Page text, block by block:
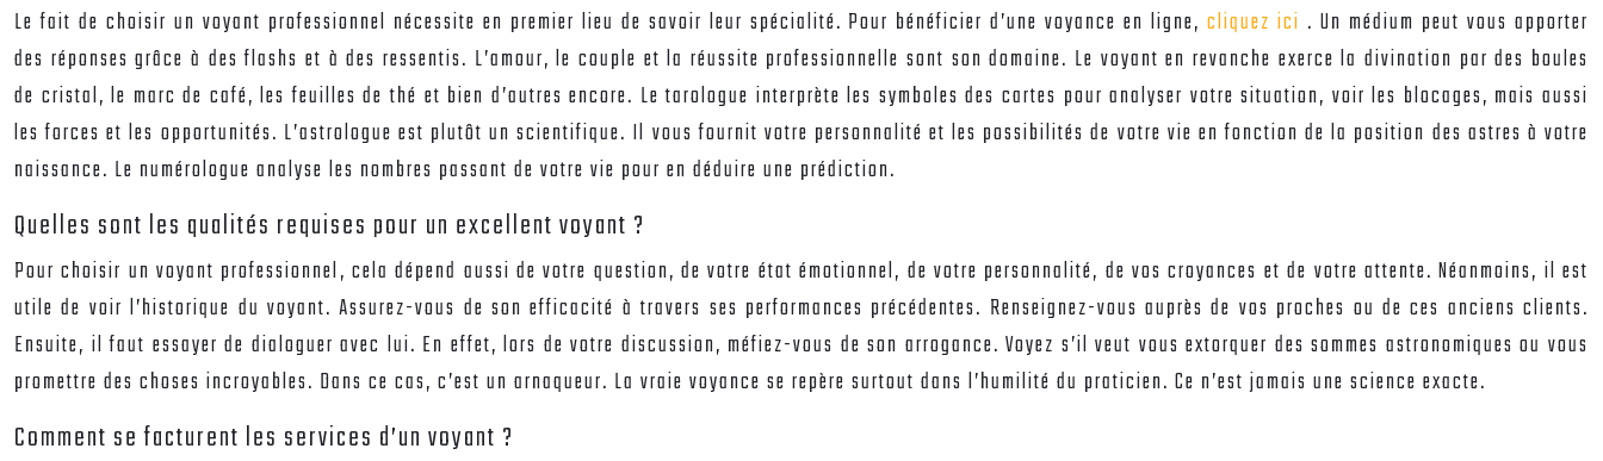
Le fait de choisir un voyant professionnel nécessite en premier lieu de savoir leur spécialité. Pour bénéficier d’une voyance en ligne,cliquez ici . Un médium peut vous apporter
des réponses grâce à des flashs et à des ressentis. L’amour, le couple et la réussite professionnelle sont son domaine. Le voyant en revanche exerce la divination par des boules
de cristal, le marc de café, les feuilles de thé et bien d’autres encore. Le tarologue interprète les symboles des cartes pour analyser votre situation, voir les blocages, mais aussi
les forces et les opportunités. L’astrologue est plutôt un scientifique. Il vous fournit votre personnalité et les possibilités de votre vie en fonction de la position des astres à votre
naissance. Le numérologue analyse les nombres passant de votre vie pour en déduire une prédiction.
Quelles sont les qualités requises pour un excellent voyant ?
Pourchoisir un voyant professionnel, cela dépend aussi de votre question, de votre état émotionnel, de votre personnalité, de vos croyances et de votre attente. Néanmoins, il est
utile de voir l’historique du voyant. Assurez-vous de son efficacité à travers ses performances précédentes. Renseignez-vous auprès de vos proches ou de ces anciens clients.
Ensuite, il faut essayer de dialoguer avec lui. En effet, lors de votre discussion, méfiez-vous de son arrogance. Voyez s’il veut vous extorquer des sommes astronomiques ou vous
promettre des choses incroyables. Dans ce cas, c’est un arnaqueur. La vraie voyance se repère surtout dans l’humilité du praticien. Ce n’est jamais une science exacte.
Comment se facturent les services d’un voyant ?